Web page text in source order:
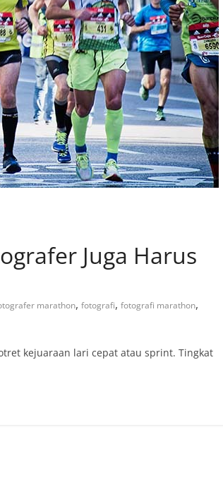
Juga Harus
marathon, fotografi, fotografi marathon,
kejuaraan lari cepat atau sprint. Tingkat